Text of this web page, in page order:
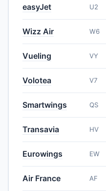
easyJet U2
Wizz Air W6
Vueling VY
Volotea V7
Smartwings QS
Transavia HV
Eurowings EW
Air France AF